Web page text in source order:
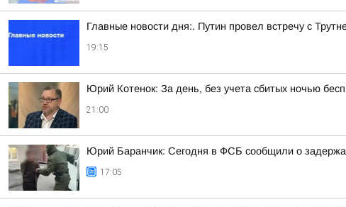
Главные новости дня:. Путин провел встречу с
19:15
Юрий Котенок: За день, без учета сбитых ночью
21:00
Юрий Баранчик: Сегодня в ФСБ сообщили о
17:05